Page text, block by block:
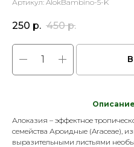
Артикул: AlokBambino-5-K
250 р. 450 р.
Алоказия – эффектное
семейства Ароидные (Araceae),
выразительными листьями